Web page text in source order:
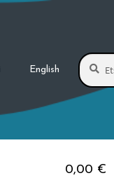
English
Etsi:
Haku
0,00 €